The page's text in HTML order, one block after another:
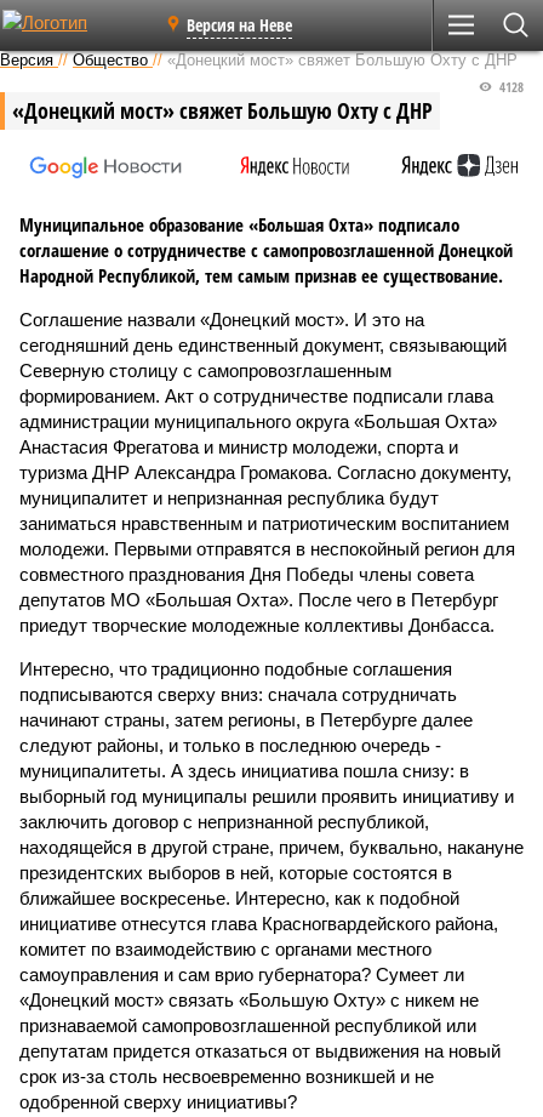
Версия на Неве
Версия //Общество //«Донецкий мост» свяжет Большую Охту с ДНР
«Донецкий мост» свяжет Большую Охту с ДНР
4128
Муниципальное образование «Большая Охта» подписало
соглашение о сотрудничестве с самопровозглашенной Донецкой
Народной Республикой, тем самым признав ее существование.
Соглашение назвали «Донецкий мост». И это на
сегодняшний день единственный документ, связывающий
Северную столицу с самопровозглашенным
формированием. Акт о сотрудничестве подписали глава
администрации муниципального округа «Большая Охта»
Анастасия Фрегатова и министр молодежи, спорта и
туризма ДНР Александра Громакова. Согласно документу,
муниципалитет и непризнанная республика будут
заниматься нравственным и патриотическим воспитанием
молодежи. Первыми отправятся в неспокойный регион для
совместного празднования Дня Победы члены совета
депутатов МО «Большая Охта». После чего в Петербург
приедут творческие молодежные коллективы Донбасса.
Интересно, что традиционно подобные соглашения
подписываются сверху вниз: сначала сотрудничать
начинают страны, затем регионы, в Петербурге далее
следуют районы, и только в последнюю очередь -
муниципалитеты. А здесь инициатива пошла снизу: в
выборный год муниципалы решили проявить инициативу и
заключить договор с непризнанной республикой,
находящейся в другой стране, причем, буквально, накануне
президентских выборов в ней, которые состоятся в
ближайшее воскресенье. Интересно, как к подобной
инициативе отнесутся глава Красногвардейского района,
комитет по взаимодействию с органами местного
самоуправления и сам врио губернатора? Сумеет ли
«Донецкий мост» связать «Большую Охту» с никем не
признаваемой самопровозглашенной республикой или
депутатам придется отказаться от выдвижения на новый
срок из-за столь несвоевременно возникшей и не
одобренной сверху инициативы?